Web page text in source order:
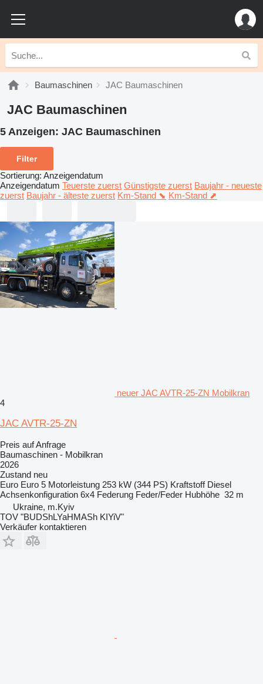
Baumaschinen JAC Baumaschinen
JAC Baumaschinen
5 Anzeigen: JAC Baumaschinen
Filter
Sortierung: Anzeigendatum
Anzeigendatum Teuerste zuerst Günstigste zuerst Baujahr - neueste
zuerst Baujahr - älteste zuerst Km-Stand ⬊ Km-Stand ⬈
neuer JAC AVTR-25-ZN Mobilkran
4
JAC AVTR-25-ZN
Preis auf Anfrage
Baumaschinen - Mobilkran
2026
Zustand neu
Euro Euro 5 Motorleistung 253 kW (344 PS) Kraftstoff Diesel
Achsenkonfiguration 6x4 Federung Feder/Feder Hubhöhe 32 m
Ukraine, m.Kyiv
TOV "BUDShLYaHMASh KIYiV"
Verkäufer kontaktieren